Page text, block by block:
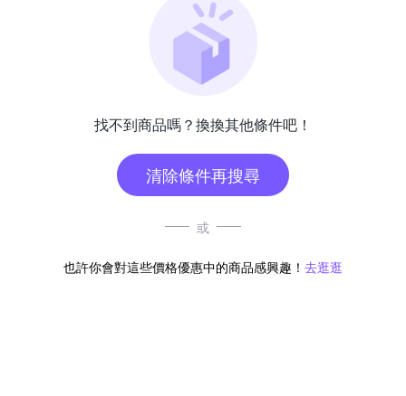
找不到商品嗎？換換其他條件吧！
清除條件再搜尋
或
也許你會對這些價格優惠中的商品感興趣！ 去逛逛